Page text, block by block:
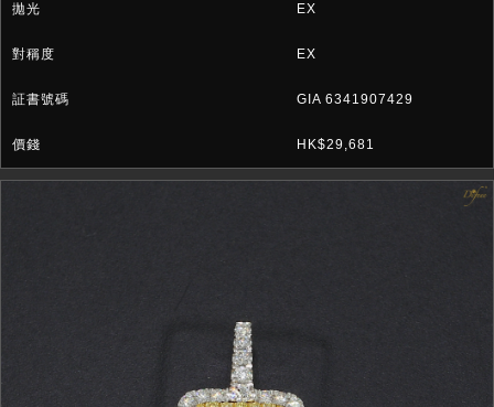
EX
EX
GIA 6341907429
HK$29,681